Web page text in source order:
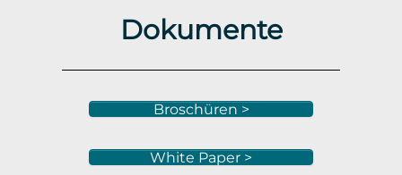
Dokumente
Broschüren >
White Paper >